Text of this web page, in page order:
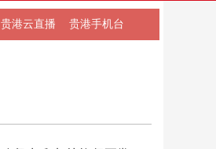
贵港云直播 贵港手机台